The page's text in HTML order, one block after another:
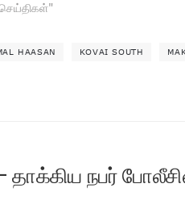
HAASAN KOVAI SOUTH
தாக்கிய நபர்